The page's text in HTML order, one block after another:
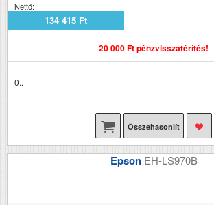
Nettó:
134 415 Ft
20 000 Ft pénzvisszatérítés!
0..
Összehasonlít
Epson EH-LS970B